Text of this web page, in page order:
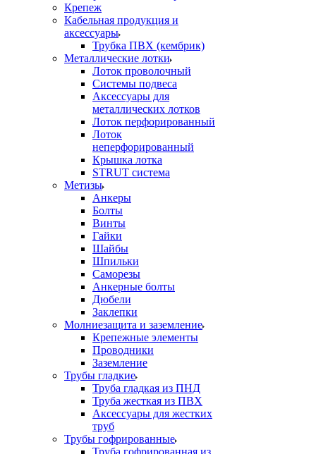
Крепеж
Кабельная продукция и
аксессуары
Трубка ПВХ (кембрик)
Металлические лотки
Лоток проволочный
Системы подвеса
Аксессуары для
металлических лотков
Лоток перфорированный
Лоток
неперфорированный
Крышка лотка
STRUT система
Метизы
Анкеры
Болты
Винты
Гайки
Шайбы
Шпильки
Саморезы
Анкерные болты
Дюбели
Заклепки
Молниезащита и заземление
Крепежные элементы
Проводники
Заземление
Трубы гладкие
Труба гладкая из ПНД
Труба жесткая из ПВХ
Аксессуары для жестких
труб
Трубы гофрированные
Труба гофрированная из